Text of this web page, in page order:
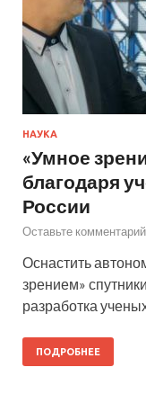
НАУКА
«Умное
благодаря
России
Оставьте комментарий
Оснастить
зрением»
разработка
ПОДРОБНЕЕ